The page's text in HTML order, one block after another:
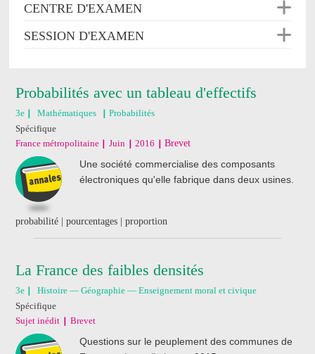
CENTRE D'EXAMEN
SESSION D'EXAMEN
Probabilités avec un tableau d'effectifs
3e Mathématiques
Probabilités
Spécifique
France métropolitaine
Juin 2016 Brevet
Une société commercialise des composants
électroniques qu'elle fabrique dans deux usines.
probabilité | pourcentages | proportion
La France des faibles densités
3e
Histoire — Géographie — Enseignement moral et civique
Spécifique
Sujet inédit
Brevet
Questions sur le peuplement des communes de